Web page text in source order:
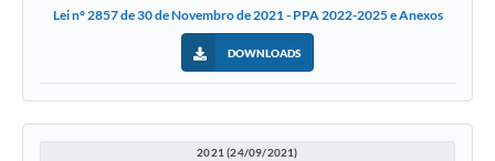
Lei n° 2857 de 30 de Novembro de 2021 - PPA 2022-2025 e Anexos
DOWNLOADS
2021 (24/09/2021)